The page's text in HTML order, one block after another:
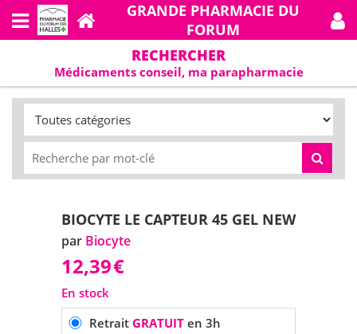
GRANDE PHARMACIE DU
FORUM
RECHERCHER
Médicaments conseil, ma parapharmacie
BIOCYTE LE CAPTEUR 45 GEL NEW
par Biocyte
12,39€
En stock
Retrait GRATUITen 3h